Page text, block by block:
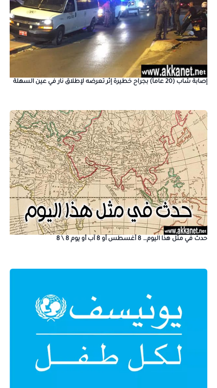
إصابة شاب (20 عاماً) بجراح خطيرة إثر تعرضه لإطلاق نار في عين السهلة
حدث في مثل هذا اليوم… 8 أغسطس أو 8 آب أو يوم 8 \ 8